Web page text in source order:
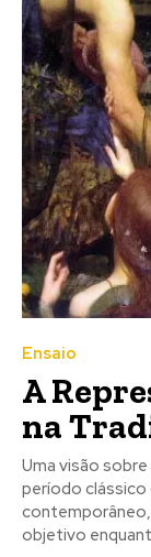
Ensaio
A
na
Uma visão
período clássico
objetivo